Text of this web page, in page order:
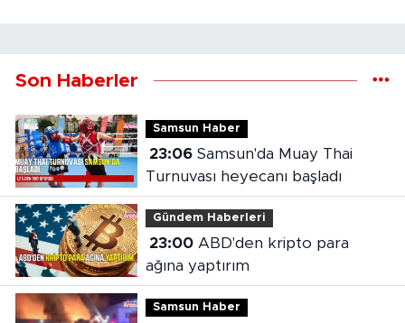
Son Haberler
Samsun Haber
23:06Samsun'da Muay Thai
Turnuvası heyecanı başladı
Gündem Haberleri
23:00ABD'den kripto para
ağına yaptırım
Samsun Haber